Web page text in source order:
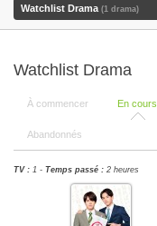
Watchlist Drama (1 drama)
Watchlist Drama
À commencer En cours
Abandonnés
TV : 1 - Temps passé : 2 heures